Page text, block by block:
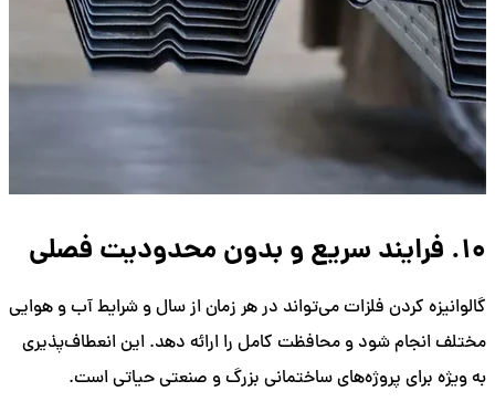
10. فرایند سریع و بدون محدودیت فصلی
گالوانیزه کردن فلزات می‌تواند در هر زمان از سال و شرایط آب و هوایی
مختلف انجام شود و محافظت کامل را ارائه دهد. این انعطاف‌پذیری
به ویژه برای پروژه‌های ساختمانی بزرگ و صنعتی حیاتی است.